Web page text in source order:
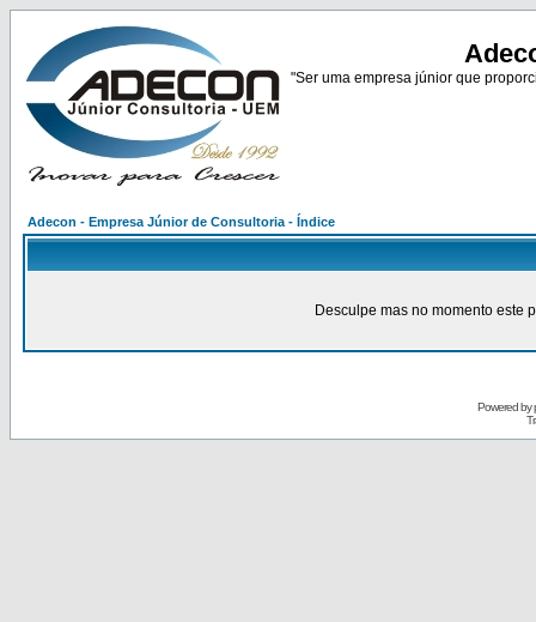
"Ser uma empresa júnior que
Adecon - Empresa Júnior de Consultoria - Índice
Desculpe mas no momento este
Powered by